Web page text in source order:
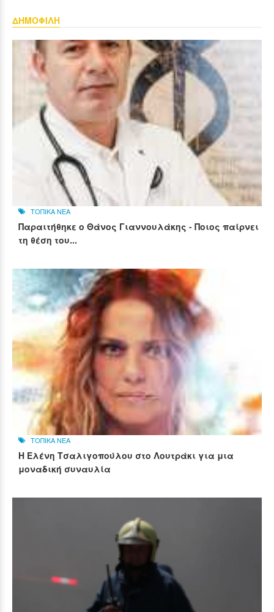
ΔΗΜΟΦΙΛΗ
ΤΟΠΙΚΑ ΝΕΑ
Παραιτήθηκε ο Θάνος Γιαννουλάκης - Ποιος παίρνει
τη θέση του...
ΤΟΠΙΚΑ ΝΕΑ
Η Ελένη Τσαλιγοπούλου στο Λουτράκι για μια
μοναδική συναυλία